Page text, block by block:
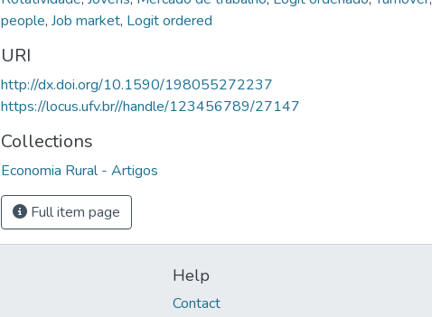
people, Job market, Logit ordered
URI
http://dx.doi.org/10.1590/198055272237
https://locus.ufv.br//handle/123456789/27147
Collections
Economia Rural - Artigos
Full item page
Help
Contact